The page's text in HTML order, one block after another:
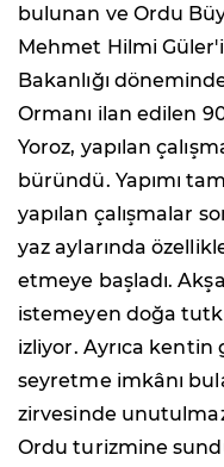
bulunan ve Ordu
Mehmet Hilmi
Bakanlığı
Ormanı ilan edilen
Yoroz, yapılan
büründü. Yapımı
yapılan çalışmalar
yaz aylarında
etmeye başladı.
istemeyen doğa
izliyor. Ayrıca
seyretme imkânı
zirvesinde
Ordu turizmine